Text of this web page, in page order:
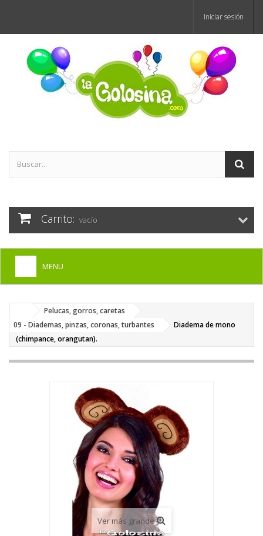
Iniciar sesión
Carrito: vacío
MENU
DISFRACES PARA ADULTOS
+
DISFRACES INFANTILES
+
COMPLEMENTOS
PELUCAS, GORROS, CARETAS
Pelucas, gorros, caretas
09 - Diademas, pinzas, coronas, turbantes
Diadema de mono
(chimpance, orangutan).
Ver más grande